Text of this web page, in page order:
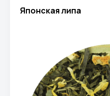
Японская липа